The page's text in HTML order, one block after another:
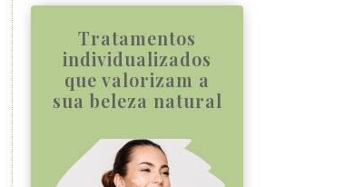
Tratamentos
individualizados
que valorizam a
sua beleza natural